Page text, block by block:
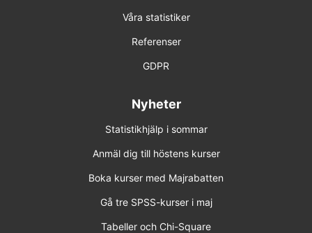
Förhandsbokning (obestämt datum)
15-16 dec 2026 Online
25-26 maj 2027 Online
Våra statistiker
Referenser
GDPR
Nyheter
Statistikhjälp i sommar
Anmäl dig till höstens kurser
Boka kurser med Majrabatten
Gå tre SPSS-kurser i maj
Tabeller och Chi-Square